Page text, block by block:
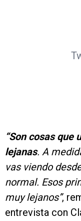
“Son cosas que
lejanas. A
vas viendo
normal. Esos
muy lejanos”,
entrevista con